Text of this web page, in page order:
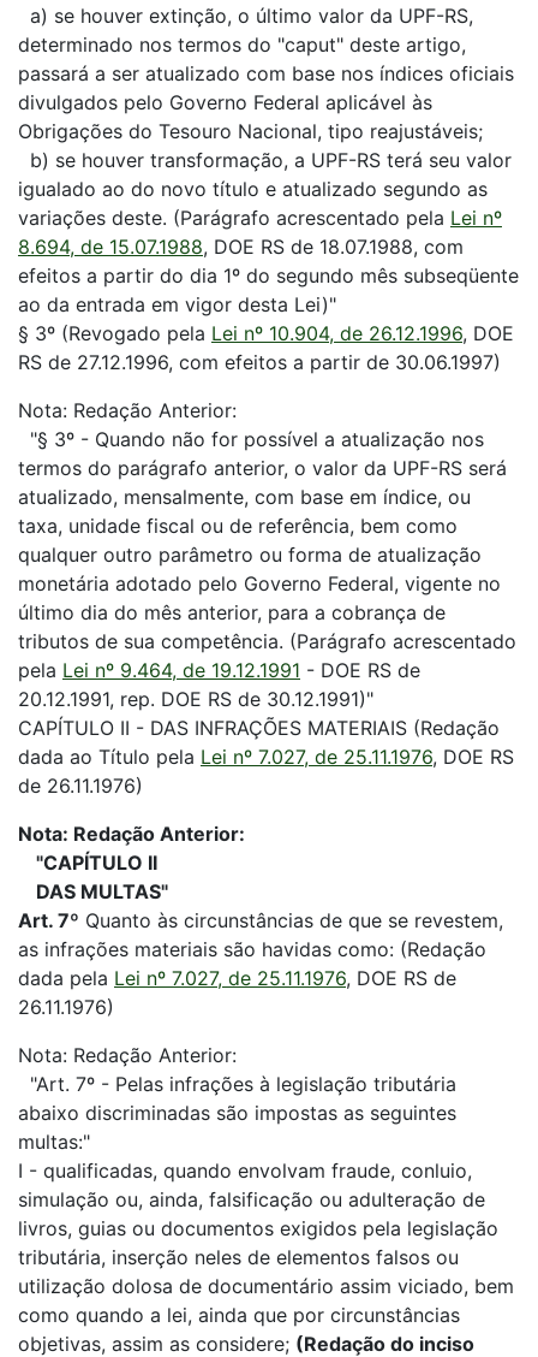
a) se houver extinção, o último valor da UPF-RS,
determinado nos termos do "caput" deste artigo,
passará a ser atualizado com base nos índices oficiais
divulgados pelo Governo Federal aplicável às
Obrigações do Tesouro Nacional, tipo reajustáveis;
b) se houver transformação, a UPF-RS terá seu valor
igualado ao do novo título e atualizado segundo as
variações deste. (Parágrafo acrescentado pela Lei nº
8.694, de 15.07.1988, DOE RS de 18.07.1988, com
efeitos a partir do dia 1º do segundo mês subseqüente
ao da entrada em vigor desta Lei)"
§ 3º (Revogado pela Lei nº 10.904, de 26.12.1996, DOE
RS de 27.12.1996, com efeitos a partir de 30.06.1997)
Nota: Redação Anterior:
"§ 3º - Quando não for possível a atualização nos
termos do parágrafo anterior, o valor da UPF-RS será
atualizado, mensalmente, com base em índice, ou
taxa, unidade fiscal ou de referência, bem como
qualquer outro parâmetro ou forma de atualização
monetária adotado pelo Governo Federal, vigente no
último dia do mês anterior, para a cobrança de
tributos de sua competência. (Parágrafo acrescentado
pela Lei nº 9.464, de 19.12.1991 - DOE RS de
20.12.1991, rep. DOE RS de 30.12.1991)"
CAPÍTULO II - DAS INFRAÇÕES MATERIAIS (Redação
dada ao Título pela Lei nº 7.027, de 25.11.1976, DOE RS
de 26.11.1976)
Nota: Redação Anterior:
"CAPÍTULO II
DAS MULTAS"
Art. 7º Quanto às circunstâncias de que se revestem,
as infrações materiais são havidas como: (Redação
dada pela Lei nº 7.027, de 25.11.1976, DOE RS de
26.11.1976)
Nota: Redação Anterior:
"Art. 7º - Pelas infrações à legislação tributária
abaixo discriminadas são impostas as seguintes
multas:"
I - qualificadas, quando envolvam fraude, conluio,
simulação ou, ainda, falsificação ou adulteração de
livros, guias ou documentos exigidos pela legislação
tributária, inserção neles de elementos falsos ou
utilização dolosa de documentário assim viciado, bem
como quando a lei, ainda que por circunstâncias
objetivas, assim as considere; (Redação do inciso